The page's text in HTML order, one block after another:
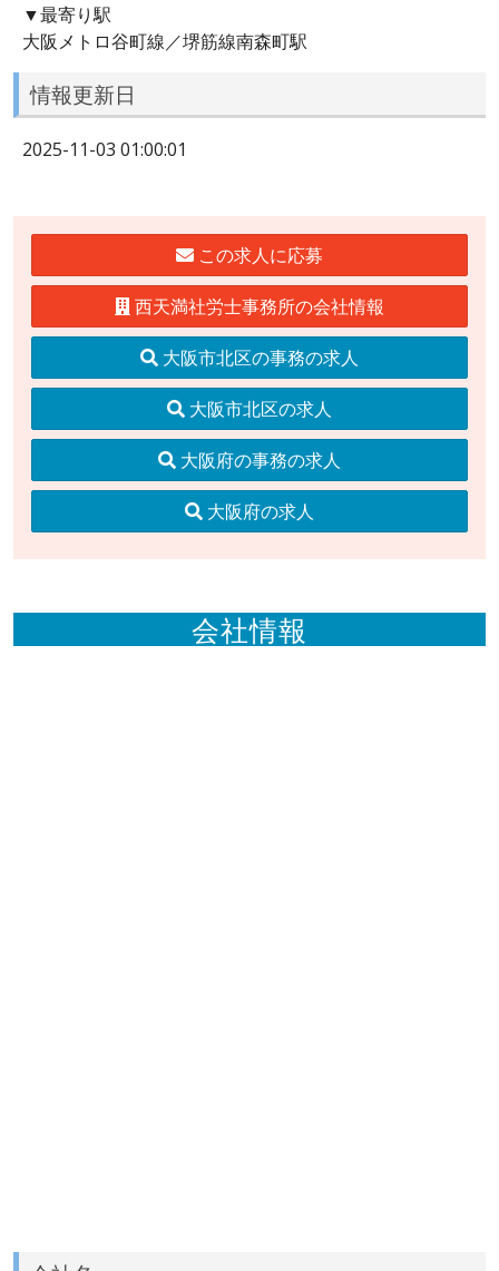
▼最寄り駅
大阪メトロ谷町線／堺筋線南森町駅
情報更新日
2025-11-03 01:00:01
この求人に応募
西天満社労士事務所の会社情報
大阪市北区の事務の求人
大阪市北区の求人
大阪府の事務の求人
大阪府の求人
会社情報